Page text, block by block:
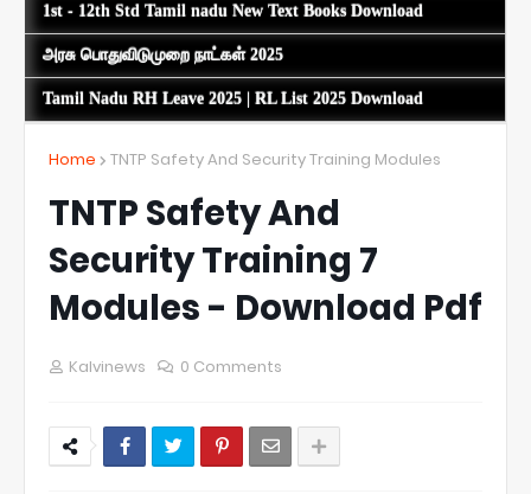
1st - 12th Std Tamil nadu New Text Books Download
அரசு பொதுவிடுமுறை நாட்கள் 2025
Tamil Nadu RH Leave 2025 | RL List 2025 Download
Home TNTP Safety And Security Training Modules
TNTP Safety And
Security Training 7
Modules - Download Pdf
Kalvinews 0 Comments